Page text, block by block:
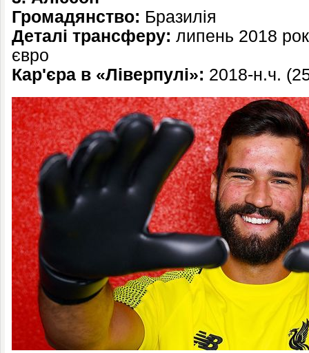
Громадянство: Бразилія
Деталі трансферу: липень 2018
євро
Кар'єра в «Ліверпулі»: 2018-н.ч.